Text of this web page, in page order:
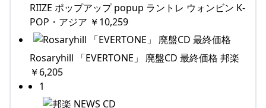
RIIZE ポップアップ popup ラントレ ウォンビン K-
POP・アジア ￥10,259
Rosaryhill 「EVERTONE」 廃盤CD 最終価格 邦楽
￥6,205
1